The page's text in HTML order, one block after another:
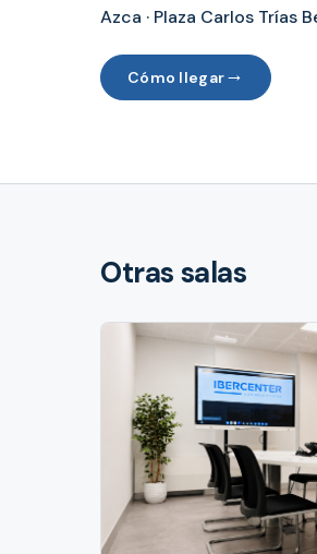
Azca · Plaza Carlos Trías
Cómo llegar→
Otras salas